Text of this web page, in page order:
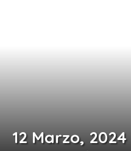
12 Marzo, 2024